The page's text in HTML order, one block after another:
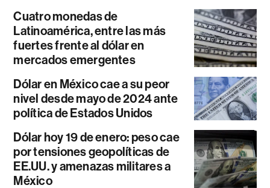
Cuatro monedas de
Latinoamérica, entre las más
fuertes frente al dólar en
mercados emergentes
Dólar en México cae a su peor
nivel desde mayo de 2024 ante
política de Estados Unidos
Dólar hoy 19 de enero: peso cae
por tensiones geopolíticas de
EE.UU. y amenazas militares a
México